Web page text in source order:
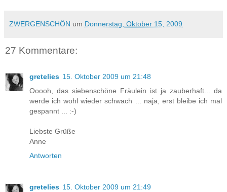
ZWERGENSCHÖN um Donnerstag, Oktober 15, 2009
27 Kommentare:
gretelies 15. Oktober 2009 um 21:48
Ooooh, das siebenschöne Fräulein ist ja zauberhaft... da
werde ich wohl wieder schwach ... naja, erst bleibe ich mal
gespannt ... :-)
Liebste Grüße
Anne
Antworten
gretelies 15. Oktober 2009 um 21:49